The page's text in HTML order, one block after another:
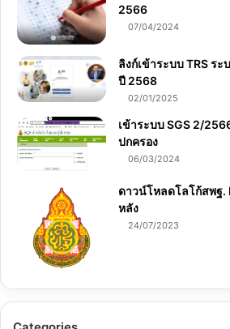
2566
07/04/2024
ลิงก์เข้าระบบ TRS ร
ปี 2568
02/01/2025
เข้าระบบ SGS 2/
ปกครอง
06/03/2024
ดาวน์โหลดโลโก้สพฐ.
หลัง
24/07/2023